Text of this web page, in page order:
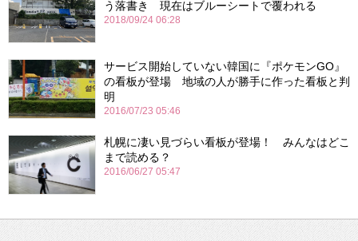
う落書き 現在はブルーシートで覆われる
2018/09/24 06:28
サービス開始していない韓国に『ポケモンGO』
の看板が登場 地域の人が勝手に作った看板と判
明
2016/07/23 05:46
札幌に凄い見づらい看板が登場！ みんなはどこ
まで読める？
2016/06/27 05:47